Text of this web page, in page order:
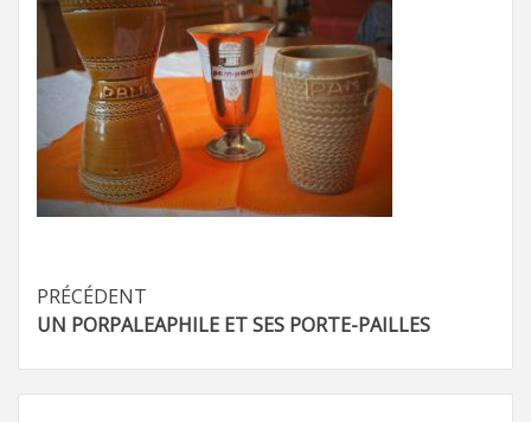
Navigation
d’article
PRÉCÉDENT
UN PORPALEAPHILE ET SES PORTE-PAILLES